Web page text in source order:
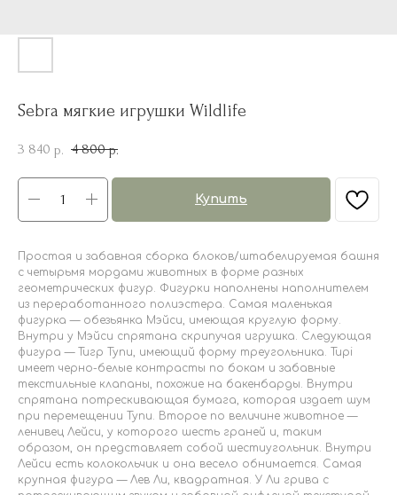
Sebra мягкие игрушки Wildlife
3 840 р. 4 800 р.
Купить
Простая и забавная сборка блоков/штабелируемая башня
с четырьмя мордами животных в форме разных
геометрических фигур. Фигурки наполнены наполнителем
из переработанного полиэстера. Самая маленькая
фигурка — обезьянка Мэйси, имеющая круглую форму.
Внутри у Мэйси спрятана скрипучая игрушка. Следующая
фигура — Тигр Тупи, имеющий форму треугольника. Tupi
имеет черно-белые контрасты по бокам и забавные
текстильные клапаны, похожие на бакенбарды. Внутри
спрятана потрескивающая бумага, которая издает шум
при перемещении Тупи. Второе по величине животное —
ленивец Лейси, у которого шесть граней и, таким
образом, он представляет собой шестиугольник. Внутри
Лейси есть колокольчик и она весело обнимается. Самая
крупная фигура — Лев Ли, квадратная. У Ли грива с